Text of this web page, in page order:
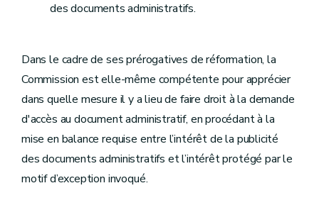
des documents administratifs.
Dans le cadre de ses prérogatives de réformation, la
Commission est elle-même compétente pour apprécier
dans quelle mesure il y a lieu de faire droit à la demande
d'accès au document administratif, en procédant à la
mise en balance requise entre l’intérêt de la publicité
des documents administratifs et l’intérêt protégé par le
motif d’exception invoqué.